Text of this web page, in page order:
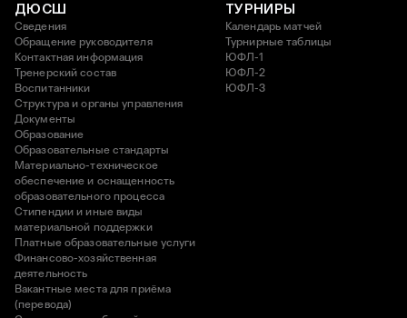
ДЮСШ
Сведения
Обращение руководителя
Контактная информация
Тренерский состав
Воспитанники
Структура и органы управления
Документы
Образование
Образовательные стандарты
Материально-техническое
обеспечение и оснащенность
образовательного процесса
Стипендии и иные виды
материальной поддержки
Платные образовательные услуги
Финансово-хозяйственная
деятельность
Вакантные места для приёма
(перевода)
ТУРНИРЫ
Календарь матчей
Турнирные таблицы
ЮФЛ-1
ЮФЛ-2
ЮФЛ-3